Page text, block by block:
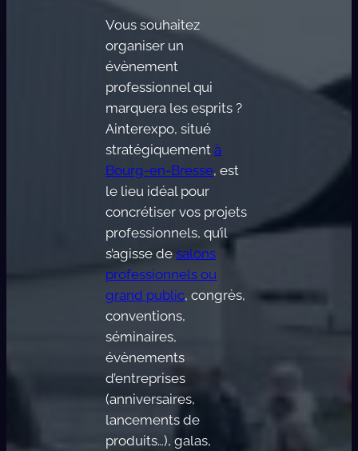
Vous souhaitez
organiser un
évènement
professionnel qui
marquera les esprits ?
Ainterexpo, situé
stratégiquementà
Bourg-en-Bresse, est
le lieu idéal pour
concrétiser vos projets
professionnels, qu’il
s’agisse desalons
professionnels ou
grand public, congrès,
conventions,
séminaires,
évènements
d’entreprises
(anniversaires,
lancements de
produits…), galas,